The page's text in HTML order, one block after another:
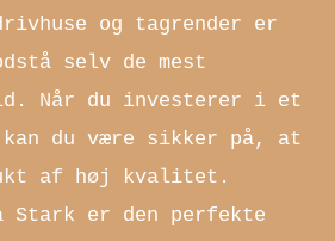
og tagrender er
selv de mest
Når du investerer i et
du være sikker på, at
af høj kvalitet.
Stark er den perfekte